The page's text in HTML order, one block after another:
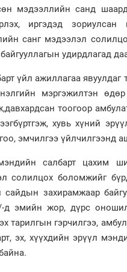
мэдээллийн санд
иргэдэд
санг мэдээлэл
удирдлагад
үйл ажиллагаа
мэргэжилтэн
тоогоор
хувь хүний
эмчилгээ үйлчилгээнд
салбарт цахим
солилцох боломжийг
сайдын захирамжаар
д эмийн жор, дүрс
тарилгын гэрчилгээ,
эх, хүүхдийн эрүүл